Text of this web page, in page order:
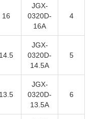
JGX-
0320D-
16A
16
JGX-
0320D-
14.5A
14.5
JGX-
0320D-
13.5A
13.5